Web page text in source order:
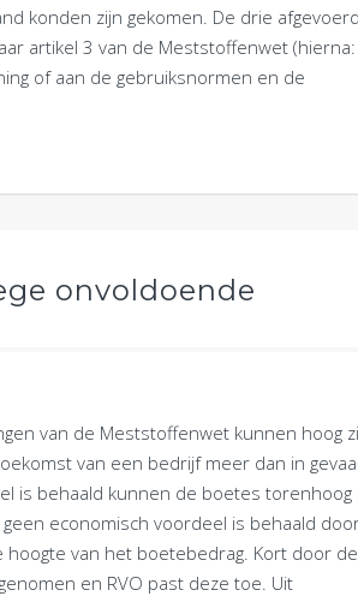
konden zijn gekomen. De drie
artikel 3 van de Meststoffenwet (hierna:
of aan de gebruiksnormen en de
onvoldoende
van de Meststoffenwet kunnen hoog
van een bedrijf meer dan in
is behaald kunnen de boetes torenhoog
economisch voordeel is behaald
van het boetebedrag. Kort door de
en RVO past deze toe. Uit